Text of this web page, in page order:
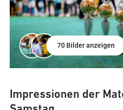
70 Bilder anzeigen
Impressionen der